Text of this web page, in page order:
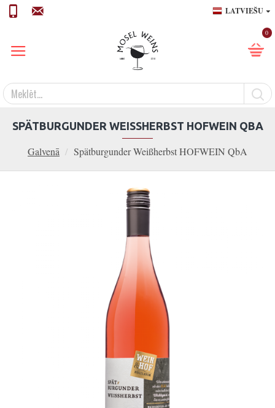
LATVIEŠU
0
Galvenā Spätburgunder Weißherbst HOFWEIN QbA
SPÄTBURGUNDER WEISSHERBST HOFWEIN QBA